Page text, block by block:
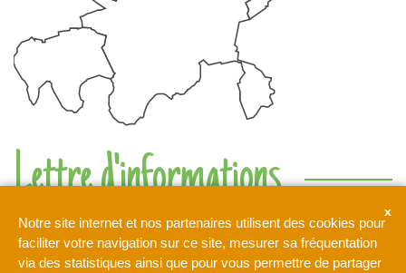
Notre site internet et nos partenaires utilisent des cookies pour
faciliter votre navigation sur ce site, mesurer sa fréquentation
via des statistiques ainsi que pour vous permettre de partager
Lettre d'informations
de la Brie